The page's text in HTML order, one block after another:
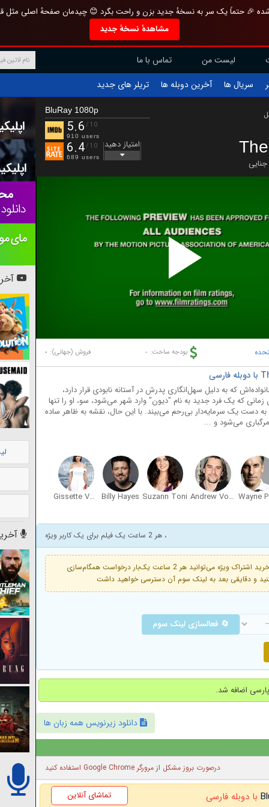
شده 🎉 حتماً یک سر به نسخهٔ جدید بزن و راحت بگرد 😊 چیدمان صفحهٔ اصلی مثل
مشاهدهٔ نسخهٔ جدید
لیست من
تماس با ما
سریال ها آخرین دوبله ها تریلر های جدید
جنایی
BluRay 1080p
5.6 /10
910 users
6.4/10
689 users
امتیاز دهید
بودجه ساخت: - فروش (جهانی): -
که به دلیل سهل‌انگاری پدرش در آستانه نابودی قرار دارد،
زمانی که یک فرد جدید به نام "دیون" وارد شهر می‌شود، سو، او را تنها
دست یک سرمایه‌دار بی‌رحم می‌بیند. با این حال، نقشه به ظاهر ساده
می‌شود و ...
Wayne
Andrew Vogel
Suzann Toni
Billy Hayes
Gissette Valentin
، هر 2 ساعت یک فیلم برای یک کاربر ویژه
فعال است. با خرید اشتراک ویژه می‌توانید هر 2 ساعت یک‌بار درخواست همگام‌سازی
🔄 فعالسازی لینک سوم
دانلود زیرنویس همه زبان ها
درصورت بروز مشکل از مرورگر Google Chrome استفاده کنید
با دوبله فارسی تماشای آنلاین